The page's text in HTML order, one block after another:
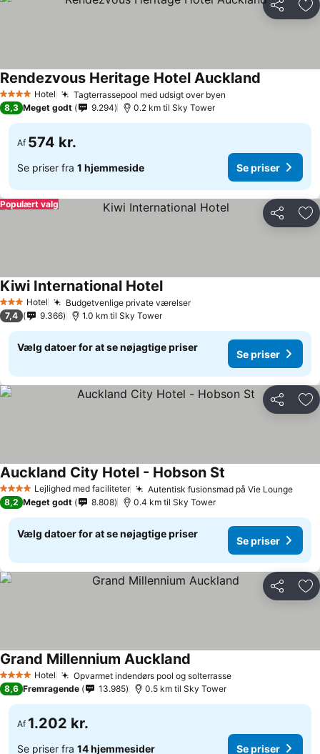
Del
4 StjernerHotel Tagterrassepool med udsigt over byen
Rendezvous Heritage Hotel Auckland
8,3 Meget godt 9.294 0.2 km til Sky Tower
Af 574 kr.
Se priser fra 1 hjemmeside Se priser
Del
Populært valg
3 StjernerHotel Budgetvenlige private værelser
Kiwi International Hotel
7,4 9.366 1.0 km til Sky Tower
Vælg datoer for at se nøjagtige priser
Se priser
Del
4 StjernerLejlighed med faciliteter Autentisk fusionsmad på Vie Lounge
Auckland City Hotel - Hobson St
8,2 Meget godt 8.808 0.4 km til Sky Tower
Vælg datoer for at se nøjagtige priser
Se priser
Del
4 StjernerHotel Opvarmet indendørs pool og solterrasse
Grand Millennium Auckland
8,6 Fremragende 13.985 0.5 km til Sky Tower
Af 1.202 kr.
Se priser fra 14 hjemmesider Se priser